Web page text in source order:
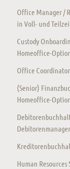
Office Manager /
in Voll- und
Custody
Homeoffice-
Office
(Senior)
Homeoffice-
Human Resources